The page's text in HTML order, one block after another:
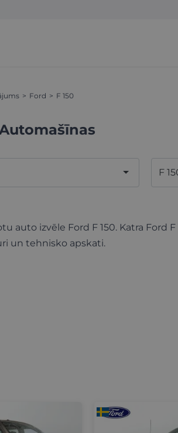
Ford F 150
F
auto izvēle Ford F 150. Katra Ford
un tehnisko apskati.